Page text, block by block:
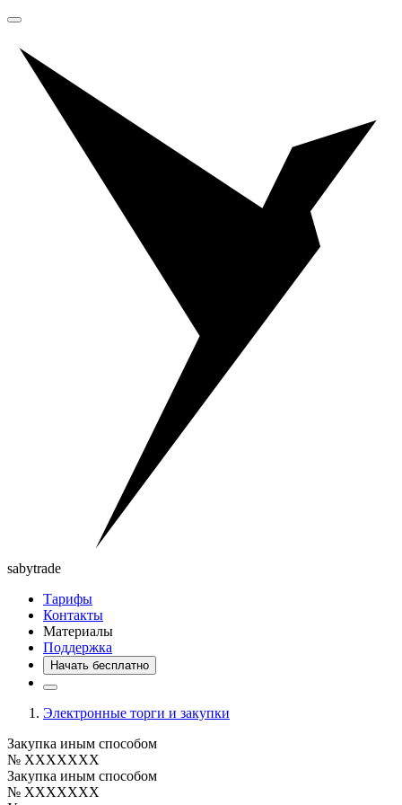
sabytrade
Тарифы
Контакты
Материалы
Поддержка
Начать бесплатно
Электронные торги и закупки
Закупка иным способом
№ XXXXXXX
Закупка иным способом
№ XXXXXXX